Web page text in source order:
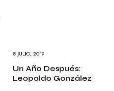
8 JULIO, 2019
Un Año Después:
Leopoldo González